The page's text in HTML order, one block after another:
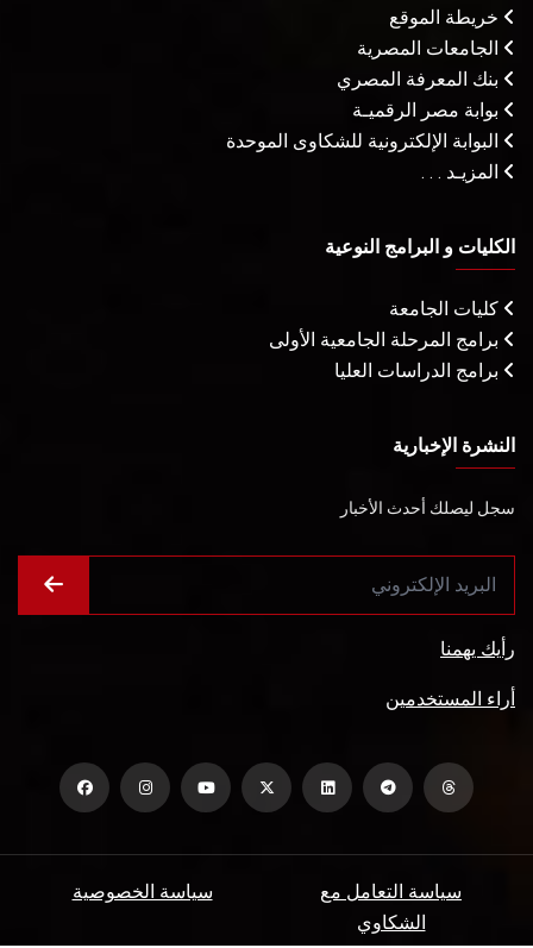
خريطة الموقع
الجامعات المصرية
بنك المعرفة المصري
بوابة مصر الرقميـة
البوابة الإلكترونية للشكاوى الموحدة
المزيـد . . .
الكليات و البرامج النوعية
كليات الجامعة
برامج المرحلة الجامعية الأولى
برامج الدراسات العليا
النشرة الإخبارية
سجل ليصلك أحدث الأخبار
رأيك يهمنا
أراء المستخدمين
سياسة الخصوصية
سياسة التعامل مع
الشكاوي